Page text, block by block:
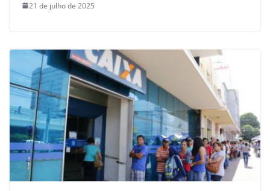
21 de julho de 2025